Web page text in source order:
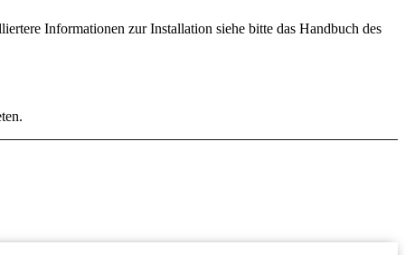
Informationen zur Installation siehe bitte das Handbuch des